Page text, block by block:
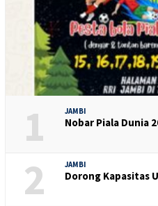
1 JAMBI
Nobar Piala Dunia
2 JAMBI
Dorong Kapasitas